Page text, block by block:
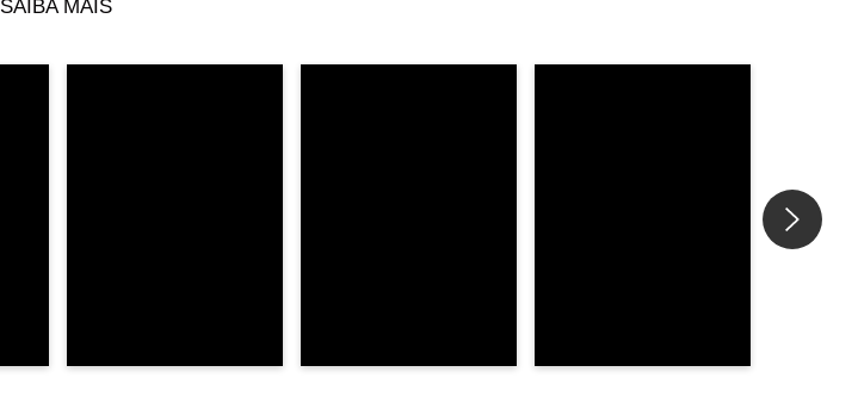
SAIBA MAIS